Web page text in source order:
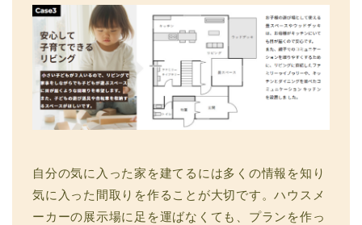
自分の気に入った家を建てるには多くの情報を知り
気に入った間取りを作ることが大切です。ハウスメ
ーカーの展示場に足を運ばなくても、プランを作っ